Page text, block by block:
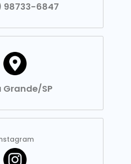
98733-6847
Grande/SP